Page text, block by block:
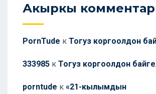
Акыркы
PornTude к Тогуз коргоолдон
333985 к Тогуз коргоолдон
porntude к «21-кылымдын